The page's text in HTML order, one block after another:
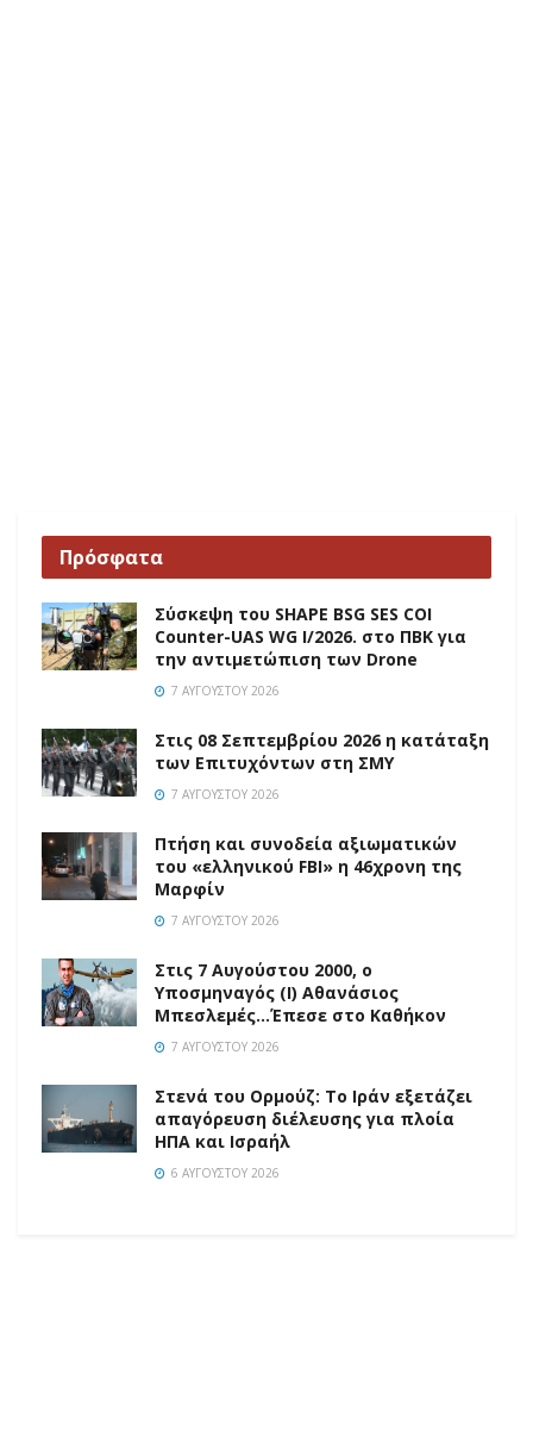
Πρόσφατα
Σύσκεψη του SHAPE BSG SES COI
Counter-UAS WG I/2026. στο ΠΒΚ για
την αντιμετώπιση των Drone
7 ΑΥΓΟΎΣΤΟΥ 2026
Στις 08 Σεπτεμβρίου 2026 η κατάταξη
των Επιτυχόντων στη ΣΜΥ
7 ΑΥΓΟΎΣΤΟΥ 2026
Πτήση και συνοδεία αξιωματικών
του «ελληνικού FBI» η 46χρονη της
Μαρφίν
7 ΑΥΓΟΎΣΤΟΥ 2026
Στις 7 Αυγούστου 2000, ο
Υποσμηναγός (Ι) Αθανάσιος
Μπεσλεμές…Έπεσε στο Καθήκον
7 ΑΥΓΟΎΣΤΟΥ 2026
Στενά του Ορμούζ: Το Ιράν εξετάζει
απαγόρευση διέλευσης για πλοία
ΗΠΑ και Ισραήλ
6 ΑΥΓΟΎΣΤΟΥ 2026